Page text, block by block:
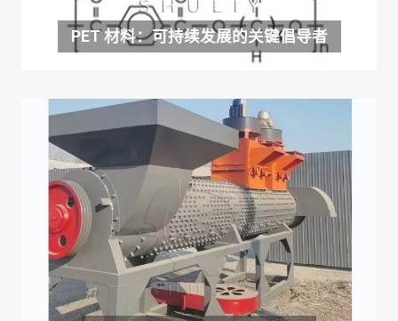
PET 材料：可持续发展的关键倡导者